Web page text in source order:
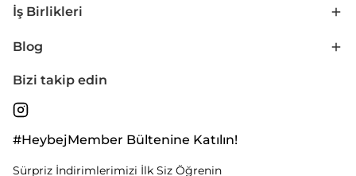
İş Birlikleri
Blog
Bizi takip edin
#HeybejMember Bültenine Katılın!
Sürpriz İndirimlerimizi İlk Siz Öğrenin